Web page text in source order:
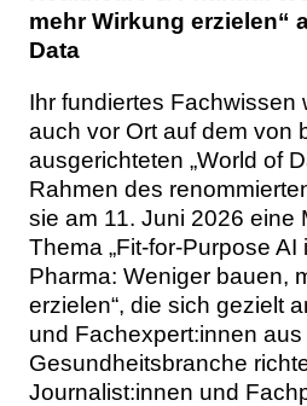
mehr Wirkung erzielen“
Data
Ihr fundiertes Fachwissen
auch vor Ort auf dem von
ausgerichteten „World of
Rahmen des
sie am 11. Juni 2026 eine
Thema „Fit-for-Purpose
Pharma: Weniger bauen,
erzielen“, die sich gezielt
und Fachexpert:innen aus
Gesundheitsbranche
Journalist:innen und